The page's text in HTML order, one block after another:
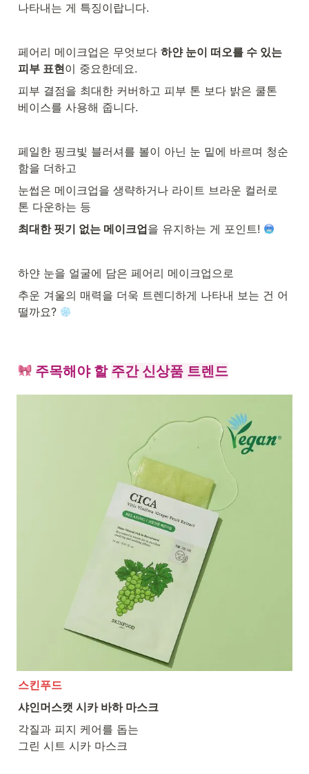
나타내는 게 특징이랍니다.
페어리 메이크업은 무엇보다 하얀 눈이 떠오를 수 있는
피부 표현이 중요한데요.
피부 결점을 최대한 커버하고 피부 톤 보다 밝은 쿨톤
베이스를 사용해 줍니다.
페일한 핑크빛 블러셔를 볼이 아닌 눈 밑에 바르며 청순
함을 더하고
눈썹은 메이크업을 생략하거나 라이트 브라운 컬러로
톤 다운하는 등
최대한 핏기 없는 메이크업을 유지하는 게 포인트!
하얀 눈을 얼굴에 담은 페어리 메이크업으로
추운 겨울의 매력을 더욱 트렌디하게 나타내 보는 건 어
떨까요?
주목해야 할 주간 신상품 트렌드
스킨푸드
샤인머스캣 시카 바하 마스크
각질과 피지 케어를 돕는
그린 시트 시카 마스크